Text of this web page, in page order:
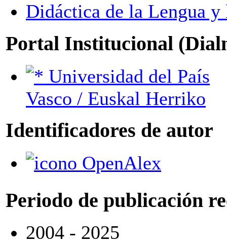
Didáctica de la Lengua
Portal Institucional
Vasco / Euskal Herriko
Identificadores de autor
OpenAlex
Periodo de publicación
2004 - 2025